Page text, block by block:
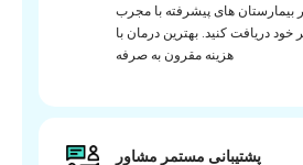
بیمارستان های پیشرفته با مجرب
دریافت کنید. بهترین درمان با
هزینه مقرون به صرفه
پشتیبانی مستمر مشاور